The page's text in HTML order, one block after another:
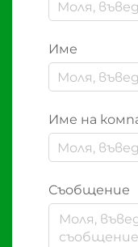
Име
Име на
Съобщение